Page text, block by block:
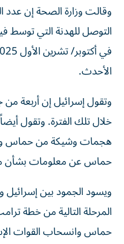
وقالت وزارة الصحة إن عدد
التوصل للهدنة التي توسط
الأحدث.
وتقول إسرائيل ​إن أربعة
خلال تلك الفترة. وتقول
هجمات وشيكة من حماس
حماس عن معلومات بشأن
ويسود الجمود بين
المرحلة التالية من خطة
حماس وانسحاب القوات